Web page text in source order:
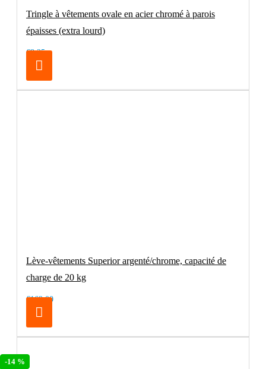
Tringle à vêtements ovale en acier chromé à parois
épaisses (extra lourd)
€8.25
Lève-vêtements Superior argenté/chrome, capacité de
charge de 20 kg
€169.00
-14 %